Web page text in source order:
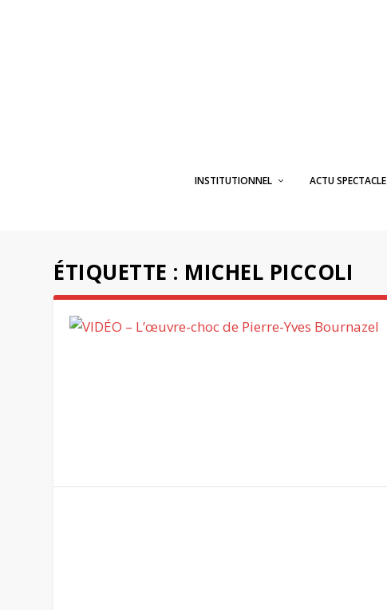
INSTITUTIONNEL ACTU SPECTACLE
ÉTIQUETTE : MICHEL PICCOLI